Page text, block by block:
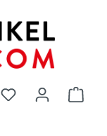
Du hast 0